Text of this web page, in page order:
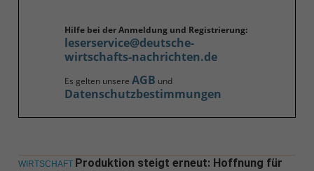
Hilfe bei der Anmeldung und Registrierung:
leserservice@deutsche-
wirtschafts-nachrichten.de
Es gelten unsere AGB und
Datenschutzbestimmungen
WIRTSCHAFT Produktion steigt erneut: Hoffnung für